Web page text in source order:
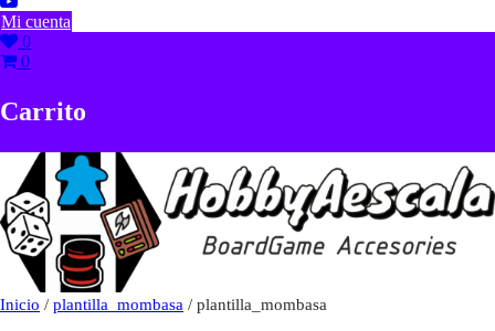
Mi cuenta
0
0
Carrito
Inicio / plantilla_mombasa / plantilla_mombasa